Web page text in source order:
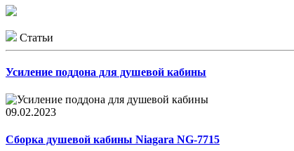
Статьи
Усиление поддона для душевой кабины
09.02.2023
Сборка душевой кабины Niagara NG-7715